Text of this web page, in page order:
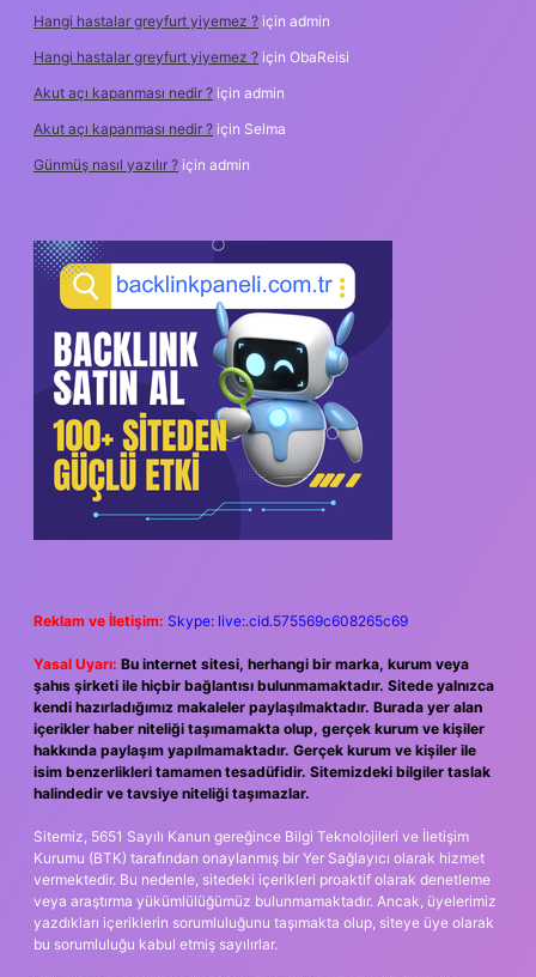
Hangi hastalar greyfurt yiyemez ? için admin
Hangi hastalar greyfurt yiyemez ? için ObaReisi
Akut açı kapanması nedir ? için admin
Akut açı kapanması nedir ? için Selma
Günmüş nasıl yazılır ? için admin
Reklam ve İletişim: Skype: live:.cid.575569c608265c69
Yasal Uyarı: Bu internet sitesi, herhangi bir marka, kurum veya
şahıs şirketi ile hiçbir bağlantısı bulunmamaktadır. Sitede yalnızca
kendi hazırladığımız makaleler paylaşılmaktadır. Burada yer alan
içerikler haber niteliği taşımamakta olup, gerçek kurum ve kişiler
hakkında paylaşım yapılmamaktadır. Gerçek kurum ve kişiler ile
isim benzerlikleri tamamen tesadüfidir. Sitemizdeki bilgiler taslak
halindedir ve tavsiye niteliği taşımazlar.
Sitemiz, 5651 Sayılı Kanun gereğince Bilgi Teknolojileri ve İletişim
Kurumu (BTK) tarafından onaylanmış bir Yer Sağlayıcı olarak hizmet
vermektedir. Bu nedenle, sitedeki içerikleri proaktif olarak denetleme
veya araştırma yükümlülüğümüz bulunmamaktadır. Ancak, üyelerimiz
yazdıkları içeriklerin sorumluluğunu taşımakta olup, siteye üye olarak
bu sorumluluğu kabul etmiş sayılırlar.